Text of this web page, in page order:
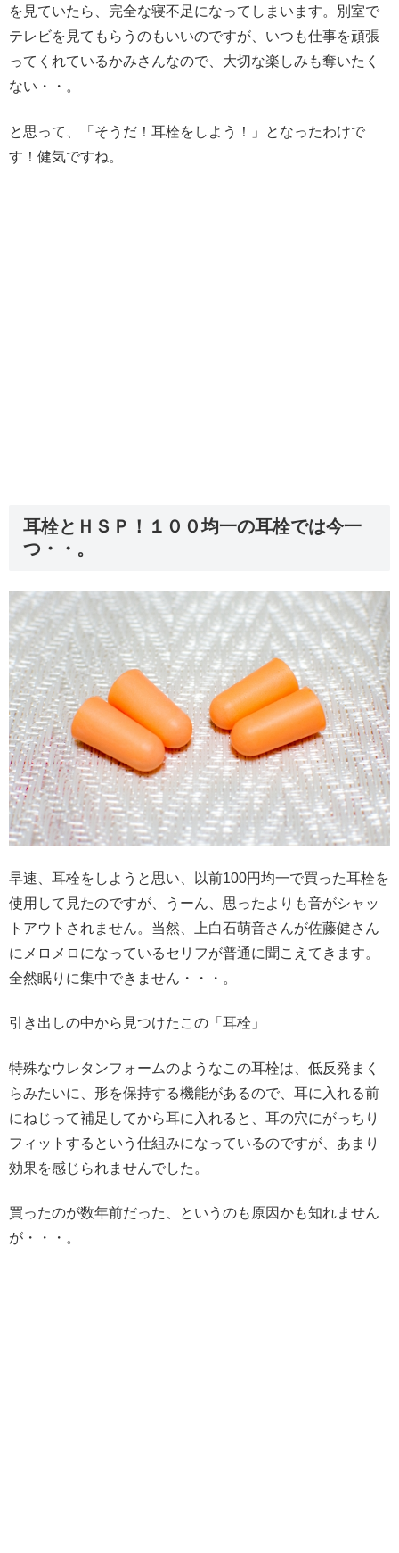
を見ていたら、完全な寝不足になってしまいます。別室で
テレビを見てもらうのもいいのですが、いつも仕事を頑張
ってくれているかみさんなので、大切な楽しみも奪いたく
ない・・。
と思って、「そうだ！耳栓をしよう！」となったわけで
す！健気ですね。
耳栓とＨＳＰ！１００均一の耳栓では今一
つ・・。
早速、耳栓をしようと思い、以前100円均一で買った耳栓を
使用して見たのですが、うーん、思ったよりも音がシャッ
トアウトされません。当然、上白石萌音さんが佐藤健さん
にメロメロになっているセリフが普通に聞こえてきます。
全然眠りに集中できません・・・。
引き出しの中から見つけたこの「耳栓」
特殊なウレタンフォームのようなこの耳栓は、低反発まく
らみたいに、形を保持する機能があるので、耳に入れる前
にねじって補足してから耳に入れると、耳の穴にがっちり
フィットするという仕組みになっているのですが、あまり
効果を感じられませんでした。
買ったのが数年前だった、というのも原因かも知れません
が・・・。